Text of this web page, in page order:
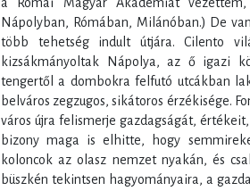
a Római Magyar Akadémiát
Nápolyban, Rómában, Milánóban.) De
több tehetség indult útjára. Cilento
kizsákmányoltak Nápolya, az ő igazi
tengertől a dombokra felfutó utcákban
belváros zegzugos, sikátoros érzékisége.
város újra felismerje gazdagságát,
bizony maga is elhitte, hogy
koloncok az olasz nemzet nyakán, és
büszkén tekintsen hagyományaira, a